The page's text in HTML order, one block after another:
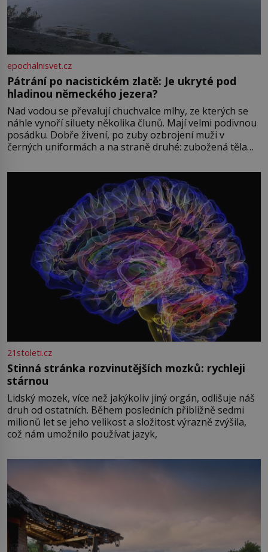
epochalnisvet.cz
Pátrání po nacistickém zlatě: Je ukryté pod
hladinou německého jezera?
Nad vodou se převalují chuchvalce mlhy, ze kterých se
náhle vynoří siluety několika člunů. Mají velmi podivnou
posádku. Dobře živení, po zuby ozbrojení muži v
černých uniformách a na straně druhé: zubožená těla
přízračná scéna znamená? Je jaro roku 1945, druhá
světová válka se chýlí ke konci. Jezero Stolpsee
21stoleti.cz
Stinná stránka rozvinutějších mozků: rychleji
stárnou
Lidský mozek, více než jakýkoliv jiný orgán, odlišuje náš
druh od ostatních. Během posledních přibližně sedmi
milionů let se jeho velikost a složitost výrazně zvýšila,
což nám umožnilo používat jazyk,